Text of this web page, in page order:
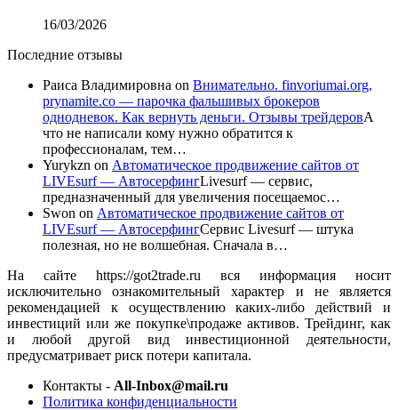
16/03/2026
Последние отзывы
Раиса Владимировна on Внимательно. finvoriumai.org,
prynamite.co — парочка фальшивых брокеров
однодневок. Как вернуть деньги. Отзывы трейдеровА
что не написали кому нужно обратится к
профессионалам, тем…
Yurykzn on Автоматическое продвижение сайтов от
LIVEsurf — АвтосерфингLivesurf — сервис,
предназначенный для увеличения посещаемос…
Swon on Автоматическое продвижение сайтов от
LIVEsurf — АвтосерфингСервис Livesurf — штука
полезная, но не волшебная. Сначала в…
На сайте https://got2trade.ru вся информация носит
исключительно ознакомительный характер и не является
рекомендацией к осуществлению каких-либо действий и
инвестиций или же покупке\продаже активов. Трейдинг, как
и любой другой вид инвестиционной деятельности,
предусматривает риск потери капитала.
Контакты - All-Inbox@mail.ru
Политика конфиденциальности